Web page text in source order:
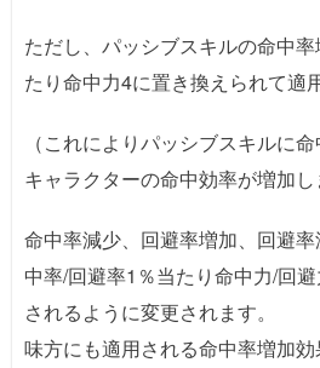
ただし、パッシブスキルの命中
たり命中力4に置き換えられて適
（これによりパッシブスキルに
キャラクターの命中効率が増加し
命中率減少、回避率増加、回避
中率/回避率1％当たり命中力/回
されるように変更されます。
味方にも適用される命中率増加